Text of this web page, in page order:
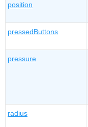
position
pressedButtons
pressure
radius